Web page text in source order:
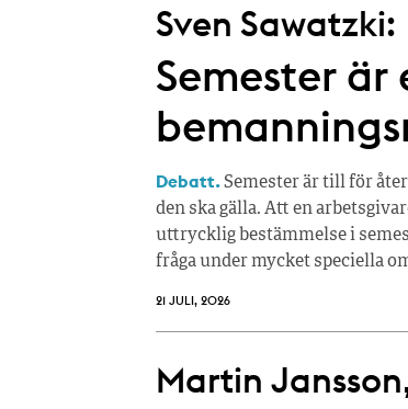
Sven Sawatzki:
Semester
Debatt.Semester är till för
den ska gälla. Att en
uttrycklig bestämmelse i
fråga under mycket speciella
21 JULI, 2026
Martin